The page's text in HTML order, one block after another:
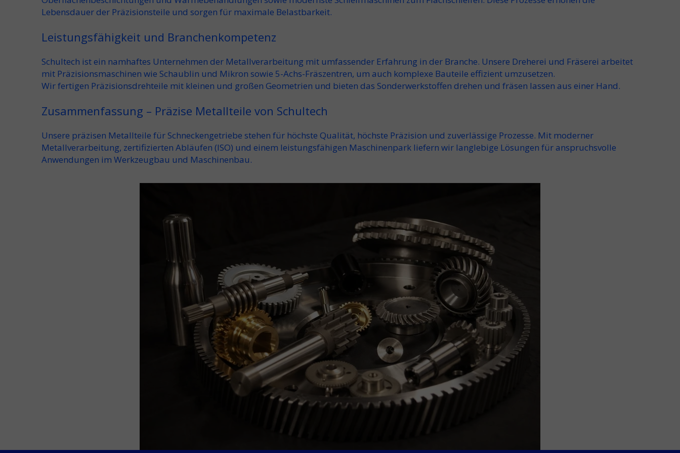
Lebensdauer der Präzisionsteile und sorgen für maximale Belastbarkeit.
Leistungsfähigkeit und Branchenkompetenz
Schultech ist ein namhaftes Unternehmen der Metallverarbeitung mit umfassender Erfahrung in der Branche. Unsere Dreherei und Fräserei arbeitet
mit Präzisionsmaschinen wie Schaublin und Mikron sowie 5-Achs-Fräszentren, um auch komplexe Bauteile effizient umzusetzen.
Wir fertigen Präzisionsdrehteile mit kleinen und großen Geometrien und bieten das Sonderwerkstoffen drehen und fräsen lassen aus einer Hand.
Zusammenfassung – Präzise Metallteile von Schultech
Unsere präzisen Metallteile für Schneckengetriebe stehen für höchste Qualität, höchste Präzision und zuverlässige Prozesse. Mit moderner
Metallverarbeitung, zertifizierten Abläufen (ISO) und einem leistungsfähigen Maschinenpark liefern wir langlebige Lösungen für anspruchsvolle
Anwendungen im Werkzeugbau und Maschinenbau.